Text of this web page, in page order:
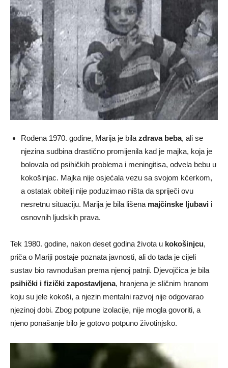
Rođena 1970. godine, Marija je bila zdrava beba, ali se
njezina sudbina drastično promijenila kad je majka, koja je
bolovala od psihičkih problema i meningitisa, odvela bebu u
kokošinjac. Majka nije osjećala vezu sa svojom kćerkom,
a ostatak obitelji nije poduzimao ništa da spriječi ovu
nesretnu situaciju. Marija je bila lišena majčinske ljubavi i
osnovnih ljudskih prava.
Tek 1980. godine, nakon deset godina života u kokošinjcu,
priča o Mariji postaje poznata javnosti, ali do tada je cijeli
sustav bio ravnodušan prema njenoj patnji. Djevojčica je bila
psihički i fizički zapostavljena, hranjena je sličnim hranom
koju su jele kokoši, a njezin mentalni razvoj nije odgovarao
njezinoj dobi. Zbog potpune izolacije, nije mogla govoriti, a
njeno ponašanje bilo je gotovo potpuno životinjsko.